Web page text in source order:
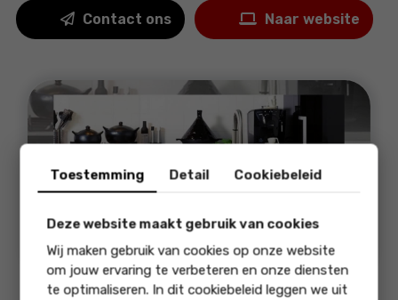
Contact ons Naar website
Toestemming Detail Cookiebeleid
Deze website maakt gebruik van cookies
Wij maken gebruik van cookies op onze website
om jouw ervaring te verbeteren en onze diensten
te optimaliseren. In dit cookiebeleid leggen we uit